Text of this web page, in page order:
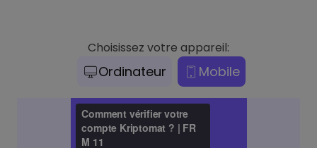
Choisissez votre appareil:
Ordinateur Mobile